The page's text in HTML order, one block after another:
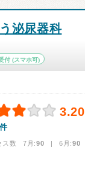
泌尿器科
付(スマホ可)
3.20
ス数 7月:90 | 6月:90